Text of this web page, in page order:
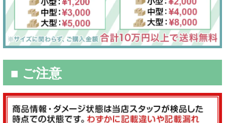
■ ご注意